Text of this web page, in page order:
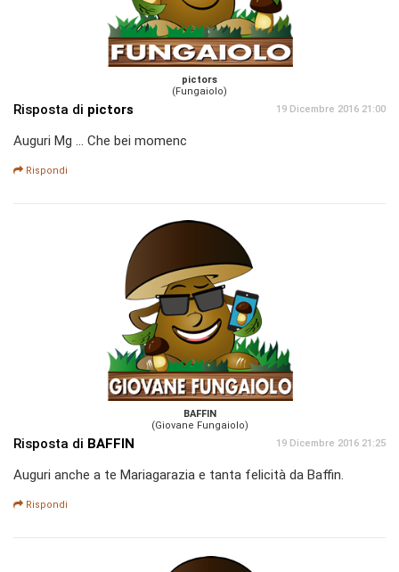
pictors
(Fungaiolo)
Risposta di pictors 19 Dicembre 2016 21:00
Auguri Mg ... Che bei momenc
Rispondi
BAFFIN
(Giovane Fungaiolo)
Risposta di BAFFIN 19 Dicembre 2016 21:25
Auguri anche a te Mariagarazia e tanta felicità da Baffin.
Rispondi